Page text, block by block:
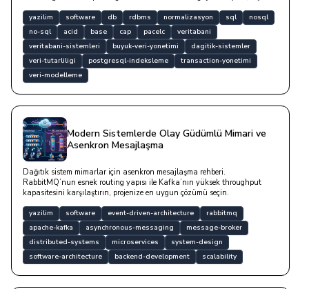
süreçlerini, normalizasyon formlarını ve kod örnekleriyle optimizasyon
stratejilerini ele almaktadır.
yazilim software db rdbms normalizasyon sql
nosql
no-sql
acid base cap pacelc
veritabani
veritabani-sistemleri
buyuk-veri-yonetimi
dagitik-sistemler
veri-tutarliligi
postgresql-indeksleme
transaction-yonetimi
veri-modelleme
Modern Sistemlerde Olay Güdümlü Mimari ve
Asenkron Mesajlaşma
Dağıtık sistem mimarlar için asenkron mesajlaşma rehberi.
RabbitMQ’nun esnek routing yapısı ile Kafka’nın yüksek throughput
kapasitesini karşılaştırın, projenize en uygun çözümü seçin.
yazilim software event-driven-architecture
rabbitmq
apache-kafka
asynchronous-messaging
message-broker
distributed-systems
microservices
system-design
software-architecture
backend-development scalability